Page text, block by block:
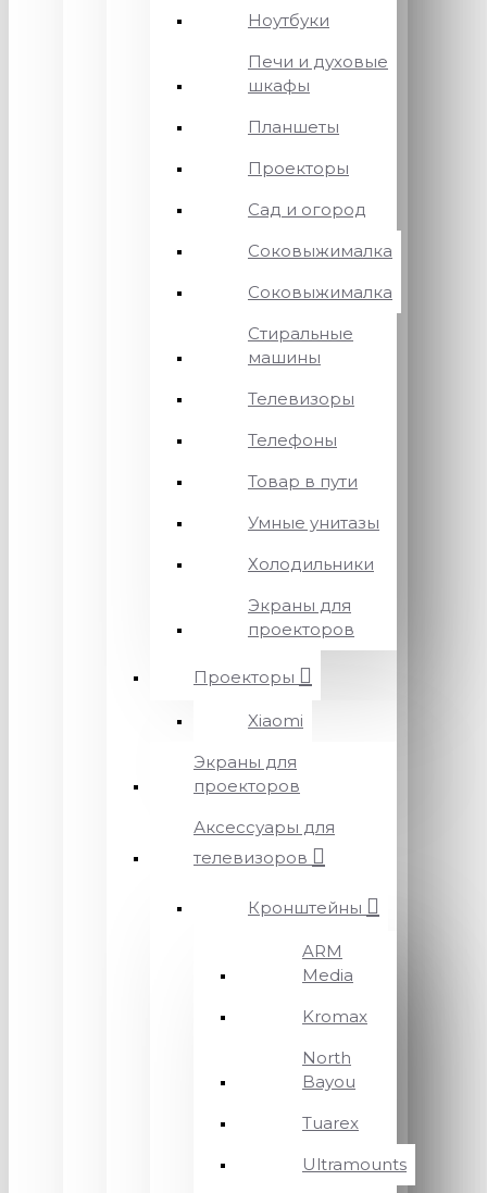
Ноутбуки
Печи и духовые
шкафы
Планшеты
Проекторы
Сад и огород
Соковыжималка
Соковыжималка
Стиральные
машины
Телевизоры
Телефоны
Товар в пути
Умные унитазы
Холодильники
Экраны для
проекторов
Проекторы
Xiaomi
Экраны для
проекторов
Аксессуары для
телевизоров
Кронштейны
ARM
Media
Kromax
North
Bayou
Tuarex
Ultramounts